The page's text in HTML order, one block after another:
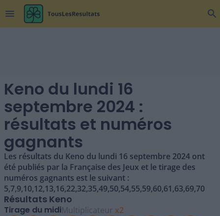
menu search
Keno du lundi 16
septembre 2024 :
résultats et numéros
gagnants
Les résultats du Keno du lundi 16 septembre 2024 ont
été publiés par la Française des Jeux et le tirage des
numéros gagnants est le suivant :
5,7,9,10,12,13,16,22,32,35,49,50,54,55,59,60,61,63,69,70
Résultats Keno
Tirage du midiMultiplicateur x2